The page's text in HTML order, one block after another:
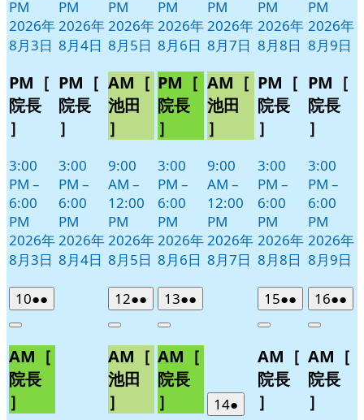
PM
2026年
8月3日
PM［
院長
］
3:00
PM –
6:00
PM
2026年
8月3日
PM
2026年
8月4日
PM［
院長
］
3:00
PM –
6:00
PM
2026年
8月4日
PM
2026年
8月5日
AM［
池田
］
9:00
AM –
12:00
PM
2026年
8月5日
PM
2026年
8月6日
PM［
院長
］
3:00
PM –
6:00
PM
2026年
8月6日
PM
2026年
8月7日
AM［
池田
］
9:00
AM –
12:00
PM
2026年
8月7日
PM
2026年
8月8日
PM［
院長
］
3:00
PM –
6:00
PM
2026年
8月8日
PM
2026年
8月9日
PM［
院長
］
3:00
PM –
6:00
PM
2026年
8月9日
102026
年
月
10
日
●●
件
イ
ト)
Close
AM［
院長
］
122026
年
月
12
日
●●
件
イ
ベ
ト)
Close
AM［
池田
］
132026
年
月
13
日
●●
件
イ
ン
ト)
Close
AM［
院長
］
142026
●
152026
年
月
15
日
●●
件
イ
ベ
ト)
Close
AM［
院長
］
162026
年
月
16
日
●●
件
イ
Close
AM［
院長
］